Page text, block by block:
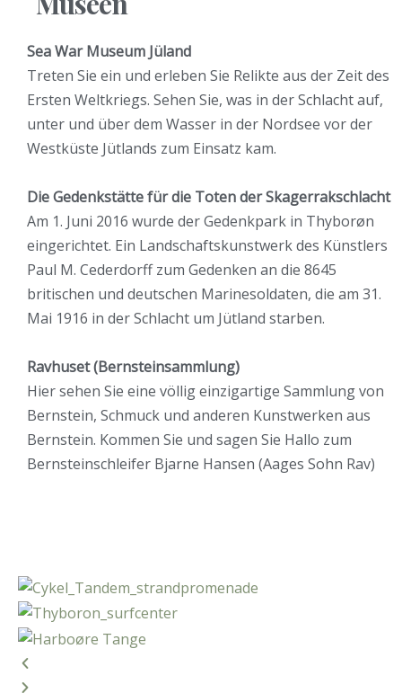
Sea War Museum Jüland
Treten Sie ein und erleben Sie Relikte aus der Zeit des
Ersten Weltkriegs. Sehen Sie, was in der Schlacht auf,
unter und über dem Wasser in der Nordsee vor der
Westküste Jütlands zum Einsatz kam.
Die Gedenkstätte für die Toten der Skagerrakschlacht
Am 1. Juni 2016 wurde der Gedenkpark in Thyborøn
eingerichtet. Ein Landschaftskunstwerk des Künstlers
Paul M. Cederdorff zum Gedenken an die 8645
britischen und deutschen Marinesoldaten, die am 31.
Mai 1916 in der Schlacht um Jütland starben.
Ravhuset (Bernsteinsammlung)
Hier sehen Sie eine völlig einzigartige Sammlung von
Bernstein, Schmuck und anderen Kunstwerken aus
Bernstein. Kommen Sie und sagen Sie Hallo zum
Bernsteinschleifer Bjarne Hansen (Aages Sohn Rav)